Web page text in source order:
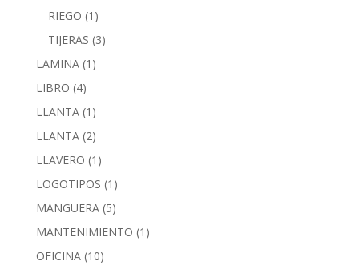
RIEGO (1)
TIJERAS (3)
LAMINA (1)
LIBRO (4)
LLANTA (1)
LLANTA (2)
LLAVERO (1)
LOGOTIPOS (1)
MANGUERA (5)
MANTENIMIENTO (1)
OFICINA (10)